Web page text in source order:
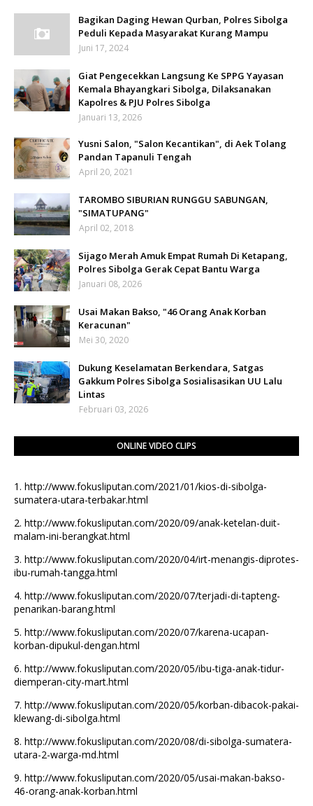
Bagikan Daging Hewan Qurban, Polres Sibolga
Peduli Kepada Masyarakat Kurang Mampu
Juni 17, 2024
Giat Pengecekkan Langsung Ke SPPG Yayasan
Kemala Bhayangkari Sibolga, Dilaksanakan
Kapolres & PJU Polres Sibolga
Januari 13, 2026
Yusni Salon, "Salon Kecantikan", di Aek Tolang
Pandan Tapanuli Tengah
April 20, 2021
TAROMBO SIBURIAN RUNGGU SABUNGAN,
"SIMATUPANG"
April 02, 2018
Sijago Merah Amuk Empat Rumah Di Ketapang,
Polres Sibolga Gerak Cepat Bantu Warga
Januari 08, 2026
Usai Makan Bakso, "46 Orang Anak Korban
Keracunan"
Mei 30, 2020
Dukung Keselamatan Berkendara, Satgas
Gakkum Polres Sibolga Sosialisasikan UU Lalu
Lintas
Februari 03, 2026
ONLINE VIDEO CLIPS
1. http://www.fokusliputan.com/2021/01/kios-di-sibolga-
sumatera-utara-terbakar.html
2. http://www.fokusliputan.com/2020/09/anak-ketelan-duit-
malam-ini-berangkat.html
3. http://www.fokusliputan.com/2020/04/irt-menangis-diprotes-
ibu-rumah-tangga.html
4. http://www.fokusliputan.com/2020/07/terjadi-di-tapteng-
penarikan-barang.html
5. http://www.fokusliputan.com/2020/07/karena-ucapan-
korban-dipukul-dengan.html
6. http://www.fokusliputan.com/2020/05/ibu-tiga-anak-tidur-
diemperan-city-mart.html
7. http://www.fokusliputan.com/2020/05/korban-dibacok-pakai-
klewang-di-sibolga.html
8. http://www.fokusliputan.com/2020/08/di-sibolga-sumatera-
utara-2-warga-md.html
9. http://www.fokusliputan.com/2020/05/usai-makan-bakso-
46-orang-anak-korban.html